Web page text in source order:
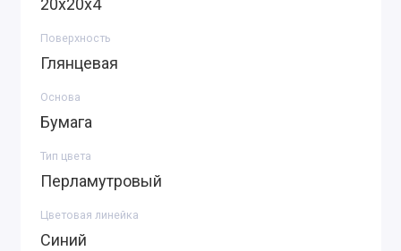
20х20х4
Поверхность
Глянцевая
Основа
Бумага
Тип цвета
Перламутровый
Цветовая линейка
Синий